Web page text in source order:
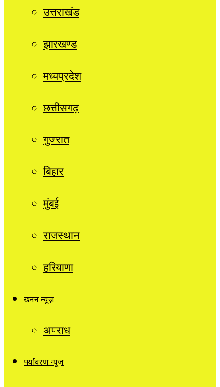
उत्तराखंड
झारखण्ड
मध्यप्रदेश
छत्तीसगढ़
गुजरात
बिहार
मुंबई
राजस्थान
हरियाणा
खनन न्यूज़
अपराध
पर्यावरण न्यूज़